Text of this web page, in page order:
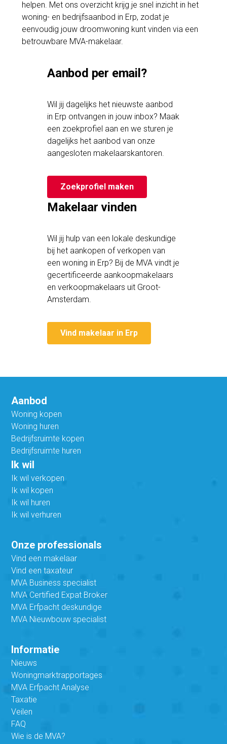
helpen. Met ons overzicht krijg je snel inzicht in het
woning- en bedrijfsaanbod in Erp, zodat je
eenvoudig jouw droomwoning kunt vinden via een
betrouwbare MVA-makelaar.
Aanbod per email?
Wil jij dagelijks het nieuwste aanbod
in Erp ontvangen in jouw inbox? Maak
een zoekprofiel aan en we sturen je
dagelijks het aanbod van onze
aangesloten makelaarskantoren.
Zoekprofiel maken
Makelaar vinden
Wil jij hulp van een lokale deskundige
bij het aankopen of verkopen van
een woning in Erp? Bij de MVA vindt je
gecertificeerde aankoopmakelaars
en verkoopmakelaars uit Groot-
Amsterdam.
Vind makelaar in Erp
Aanbod
Woning kopen
Woning huren
Bedrijfsruimte kopen
Bedrijfsruimte huren
Ik wil
Ik wil verkopen
Ik wil kopen
Ik wil huren
Ik wil verhuren
Onze professionals
Vind een makelaar
Vind een taxateur
MVA Business specialist
MVA Certified Expat Broker
MVA Erfpacht deskundige
MVA Nieuwbouw specialist
Informatie
Nieuws
Woningmarktrapportages
MVA Erfpacht Analyse
Taxatie
Veilen
FAQ
Wie is de MVA?